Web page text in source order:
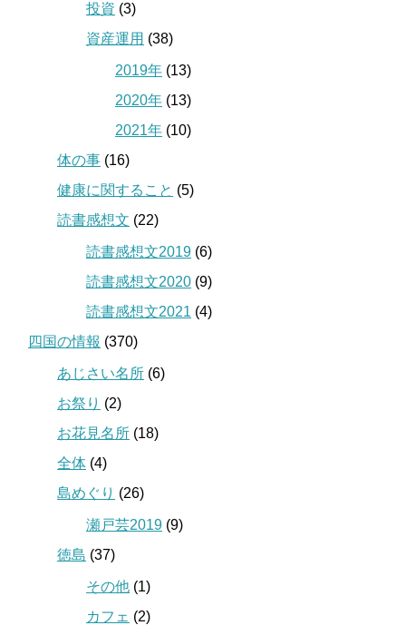
投資 (3)
資産運用 (38)
2019年 (13)
2020年 (13)
2021年 (10)
体の事 (16)
健康に関すること (5)
読書感想文 (22)
読書感想文2019 (6)
読書感想文2020 (9)
読書感想文2021 (4)
四国の情報 (370)
あじさい名所 (6)
お祭り (2)
お花見名所 (18)
全体 (4)
島めぐり (26)
瀬戸芸2019 (9)
徳島 (37)
その他 (1)
カフェ (2)